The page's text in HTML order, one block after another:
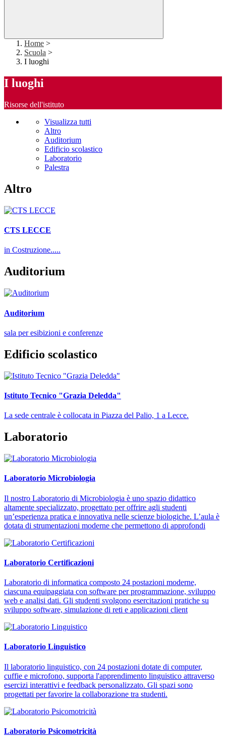
Home >
Scuola >
I luoghi
I luoghi
Risorse dell'istituto
Visualizza tutti
Altro
Auditorium
Edificio scolastico
Laboratorio
Palestra
Altro
CTS LECCE
in Costruzione.....
Auditorium
Auditorium
sala per esibizioni e conferenze
Edificio scolastico
Istituto Tecnico "Grazia Deledda"
La sede centrale è collocata in Piazza del Palio, 1 a Lecce.
Laboratorio
Laboratorio Microbiologia
Il nostro Laboratorio di Microbiologia è uno spazio didattico
altamente specializzato, progettato per offrire agli studenti
un’esperienza pratica e innovativa nelle scienze biologiche. L’aula è
dotata di strumentazioni moderne che permettono di approfondi
Laboratorio Certificazioni
Laboratorio di informatica composto 24 postazioni moderne,
ciascuna equipaggiata con software per programmazione, sviluppo
web e analisi dati. Gli studenti svolgono esercitazioni pratiche su
sviluppo software, simulazione di reti e applicazioni client
Laboratorio Linguistico
Il laboratorio linguistico, con 24 postazioni dotate di computer,
cuffie e microfono, supporta l'apprendimento linguistico attraverso
esercizi interattivi e feedback personalizzato. Gli spazi sono
progettati per favorire la collaborazione tra studenti.
Laboratorio Psicomotricità